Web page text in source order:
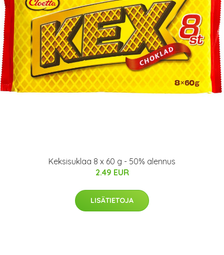
Keksisuklaa 8 x 60 g - 50% alennus
2.49 EUR
LISÄTIETOJA